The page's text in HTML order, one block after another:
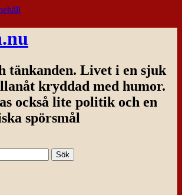
tänkanden. Livet i en sjuk
kryddad med humor.
också lite politik och en
spörsmål